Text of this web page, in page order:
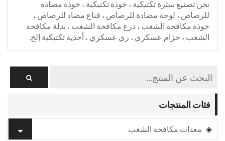
نحن تصنيع سترة تكتيكية ، خوذة تكتيكية ، خوذة مضادة
للرصاص ، لوحة مضادة للرصاص ، قناع مضاد للرصاص ،
خوذة مكافحة الشغب ، درع مكافحة الشغب ، بدلة مكافحة
الشغب ، حزام عسكري ، زي عسكري ، أحذية تكتيكية إلخ.
فئات المنتجات
معدات مكافحة الشغب